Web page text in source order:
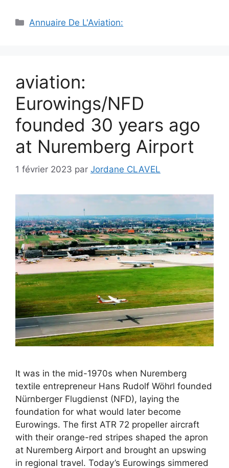
Catégories
Annuaire De L'Aviation:
aviation:
Eurowings/NFD
founded 30 years ago
at Nuremberg Airport
1 février 2023 par Jordane CLAVEL
It was in the mid-1970s when Nuremberg
textile entrepreneur Hans Rudolf Wöhrl founded
Nürnberger Flugdienst (NFD), laying the
foundation for what would later become
Eurowings. The first ATR 72 propeller aircraft
with their orange-red stripes shaped the apron
at Nuremberg Airport and brought an upswing
in regional travel. Today’s Eurowings simmered